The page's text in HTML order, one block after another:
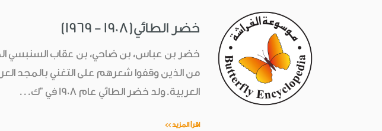
خضر الطائي(1908 - 1969)
خضر بن عباس، بن ضاحي، بن عقاب السنبسي
من الذين وقفوا شعرهم على التغني بالمجد
العربية.ولد خضر الطائي عام 1908 في "ك...
اقرأ المزيد >>